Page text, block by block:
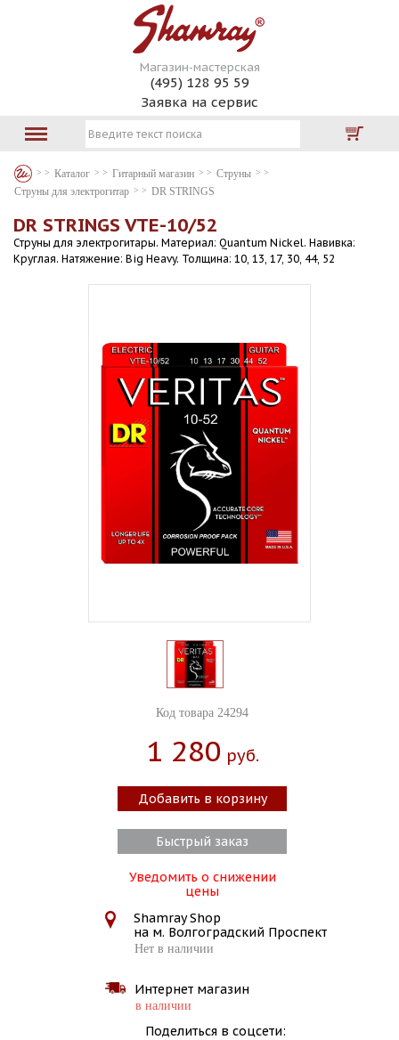
Магазин-мастерская
(495) 128 95 59
Заявка на сервис
Каталог Гитарный магазин
Струны
Струны для электрогитар
DR STRINGS
DR STRINGS VTE-10/52
Струны для электрогитары. Материал: Quantum Nickel. Навивка:
Круглая. Натяжение: Big Heavy. Толщина: 10, 13, 17, 30, 44, 52
Код товара 24294
1 280 Руб.
Добавить в корзину
Быстрый заказ
Уведомить о снижении
цены
Shamray Shop
на м. Волгоградский Проспект
Нет в наличии
Интернет магазин
в наличии
Поделиться в соцсети: